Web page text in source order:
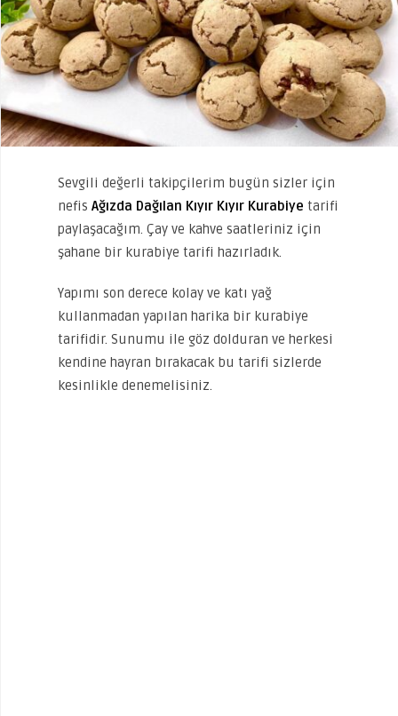
Sevgili değerli takipçilerim bugün sizler için
nefis Ağızda Dağılan Kıyır Kıyır Kurabiye tarifi
paylaşacağım. Çay ve kahve saatleriniz için
şahane bir kurabiye tarifi hazırladık.
Yapımı son derece kolay ve katı yağ
kullanmadan yapılan harika bir kurabiye
tarifidir. Sunumu ile göz dolduran ve herkesi
kendine hayran bırakacak bu tarifi sizlerde
kesinlikle denemelisiniz.